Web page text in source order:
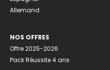
Allemand
NOS OFFRES
Offre 2025-2026
Pack Réussite 4 ans